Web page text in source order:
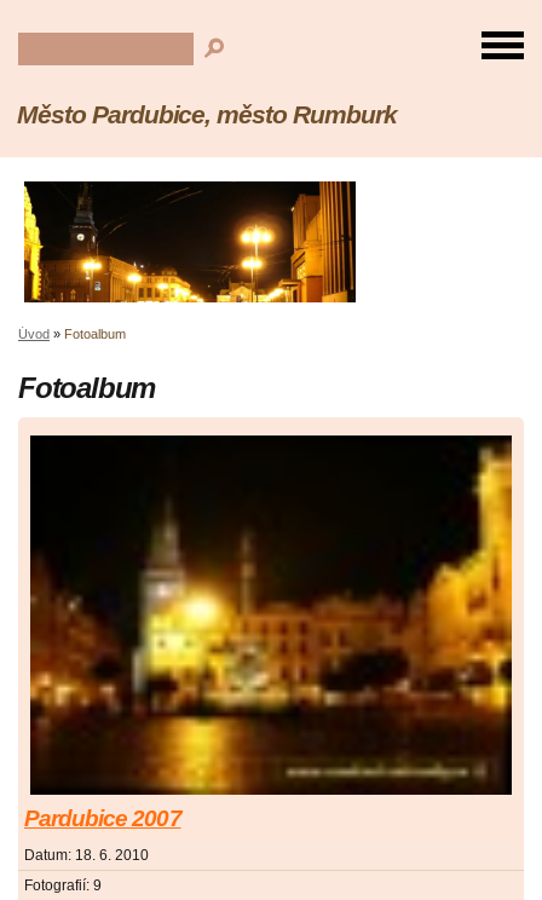
Město Pardubice, město Rumburk
Úvod » Fotoalbum
Fotoalbum
Pardubice 2007
Datum: 18. 6. 2010
Fotografií: 9